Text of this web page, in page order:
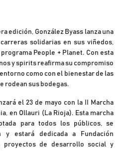
edición, González Byass lanza una
solidarias en sus viñedos,
People + Planet. Con esta
y spirits reafirma su compromiso
como con el bienestar de las
rodean sus bodegas.
el 23 de mayo con la II Marcha
en Ollauri (La Rioja). Esta marcha
para todos los públicos, se
y estará dedicada a Fundación
proyectos de desarrollo social y